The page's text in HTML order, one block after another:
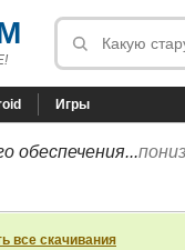
Игры
обеспечения...
все скачивания